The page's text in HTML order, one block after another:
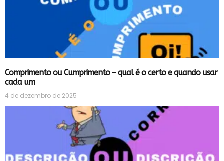
Comprimento ou Cumprimento – qual é o certo e quando usar
cada um
4 de dezembro de 2025